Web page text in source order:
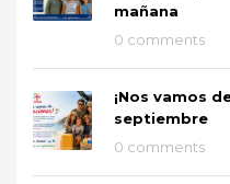
mañana
0 comments
¡Nos vamos
septiembre
0 comments